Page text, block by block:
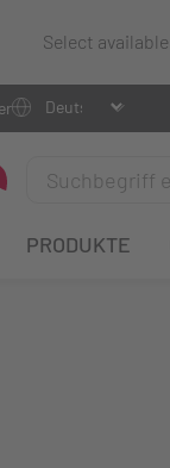
Select
PRODUKTE